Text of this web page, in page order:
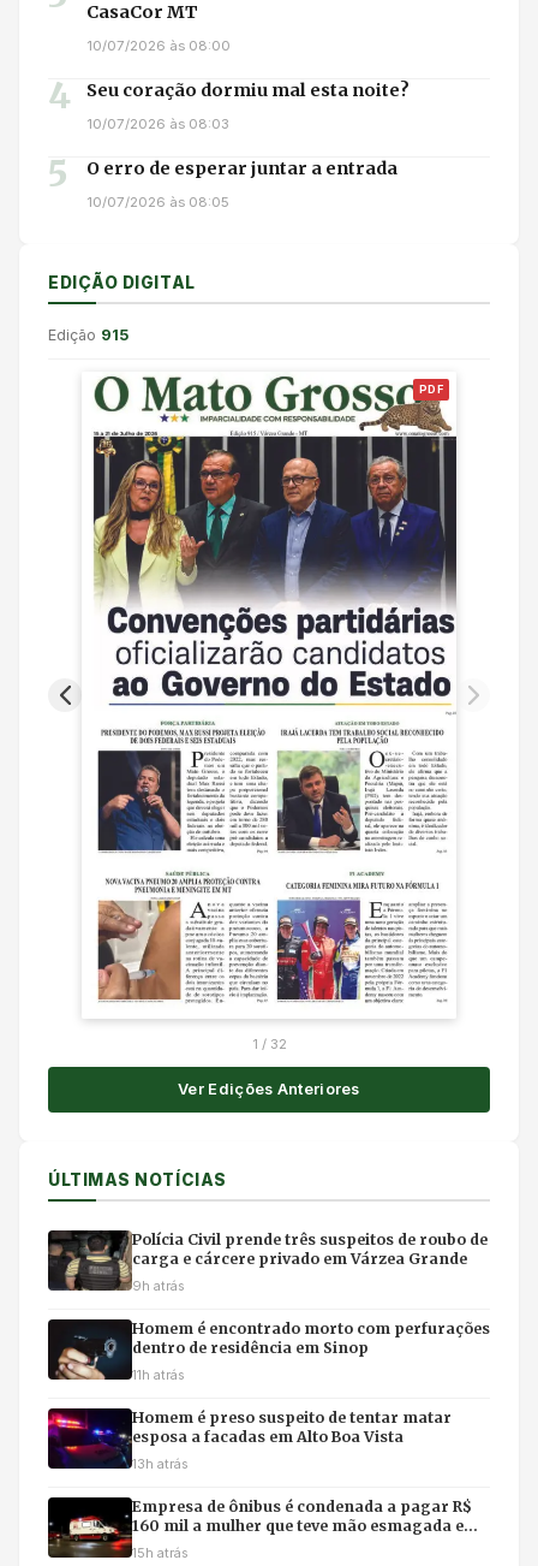
CasaCor MT
10/07/2026 às 08:00
4 Seu coração dormiu mal esta noite?
10/07/2026 às 08:03
5 O erro de esperar juntar a entrada
10/07/2026 às 08:05
EDIÇÃO DIGITAL
Edição 915
PDF
1 / 32
Ver Edições Anteriores
ÚLTIMAS NOTÍCIAS
Polícia Civil prende três suspeitos de roubo de
carga e cárcere privado em Várzea Grande
9h atrás
Homem é encontrado morto com perfurações
dentro de residência em Sinop
11h atrás
Homem é preso suspeito de tentar matar
esposa a facadas em Alto Boa Vista
13h atrás
Empresa de ônibus é condenada a pagar R$
160 mil a mulher que teve mão esmagada em
acidente
15h atrás